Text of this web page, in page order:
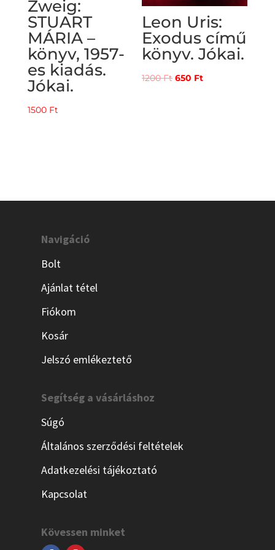
Zweig:
STUART
MÁRIA –
könyv, 1957-
es kiadás.
Jókai.
1500 Ft
Leon Uris:
Exodus című
könyv. Jókai.
1200Ft Original
650 FtCurrent
Navigáció
Bolt
Ajánlat tétel
Fiókom
Kosár
Jelszó emlékeztető
Segítség a vásárláshoz
Súgó
Általános szerződési feltételek
Adatkezelési tájékoztató
Kapcsolat
Kövessen minket